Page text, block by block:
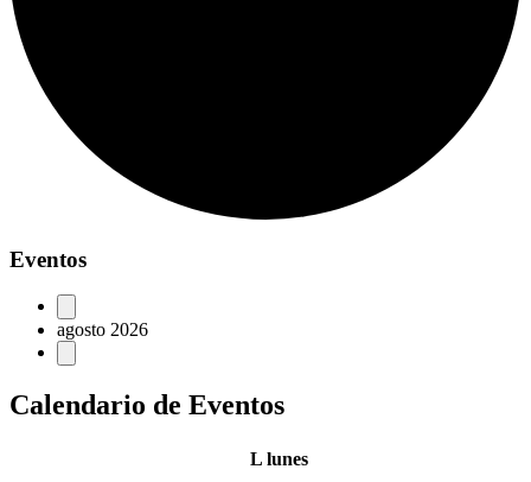
Eventos
agosto 2026
Calendario de Eventos
L lunes